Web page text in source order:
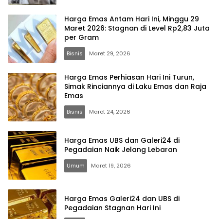
Harga Emas Antam Hari Ini, Minggu 29
Maret 2026: Stagnan di Level Rp2,83 Juta
per Gram
Bisnis Maret 29, 2026
Harga Emas Perhiasan Hari Ini Turun,
Simak Rinciannya di Laku Emas dan Raja
Emas
Bisnis Maret 24, 2026
Harga Emas UBS dan Galeri24 di
Pegadaian Naik Jelang Lebaran
Umum Maret 19, 2026
Harga Emas Galeri24 dan UBS di
Pegadaian Stagnan Hari Ini